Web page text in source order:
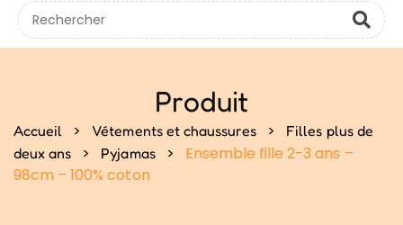
Produit
Accueil > Vétements et chaussures >
Filles plus de
deux ans
> Pyjamas >
Ensemble fille 2-3 ans –
98cm – 100% coton